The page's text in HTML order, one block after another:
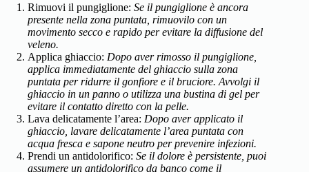
Rimuovi il pungiglione: Se il pungiglione è ancora
presente nella zona puntata, rimuovilo con un
movimento secco e rapido per evitare la diffusione del
veleno.
Applica ghiaccio: Dopo aver rimosso il pungiglione,
applica immediatamente del ghiaccio sulla zona
puntata per ridurre il gonfiore e il bruciore. Avvolgi il
ghiaccio in un panno o utilizza una bustina di gel per
evitare il contatto diretto con la pelle.
Lava delicatamente l’area: Dopo aver applicato il
ghiaccio, lavare delicatamente l’area puntata con
acqua fresca e sapone neutro per prevenire infezioni.
Prendi un antidolorifico: Se il dolore è persistente, puoi
assumere un antidolorifico da banco come il